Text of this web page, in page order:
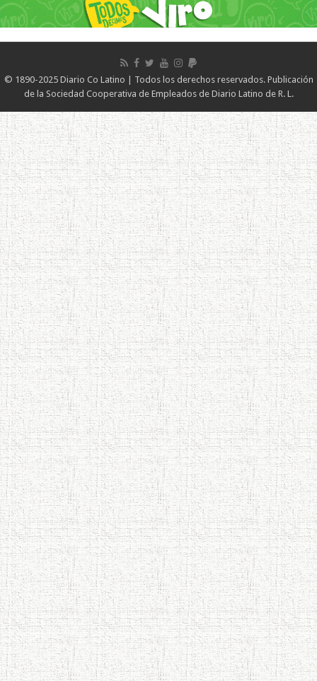
© 1890-2025 Diario Co Latino | Todos los derechos reservados. Publicación
de la Sociedad Cooperativa de Empleados de Diario Latino de R. L.